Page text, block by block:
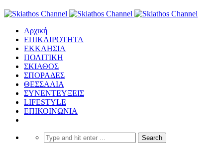
Αρχική
ΕΠΙΚΑΙΡΟΤΗΤΑ
ΕΚΚΛΗΣΙΑ
ΠΟΛΙΤΙΚΗ
ΣΚΙΑΘΟΣ
ΣΠΟΡΑΔΕΣ
ΘΕΣΣΑΛΙΑ
ΣΥΝΕΝΤΕΥΞΕΙΣ
LIFESTYLE
ΕΠΙΚΟΙΝΩΝΙΑ